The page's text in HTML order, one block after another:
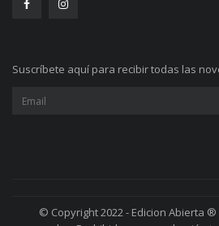
Suscríbete aquí para recibir todas las
© Copyright 2022 - Edicion Abierta